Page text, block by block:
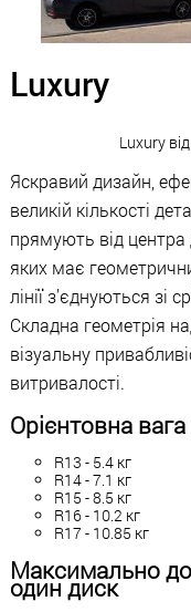
Luxury
Luxury
Яскравий дизайн,
великій кількості
прямують від центра
яких має
лінії з’єднуються зі
Складна геометрія
візуальну
витривалості.
Орієнтовна
R13 - 5.4 кг
R14 - 7.1 кг
R15 - 8.5 кг
R16 - 10.2 кг
R17 - 10.85 кг
Максимально
один диск